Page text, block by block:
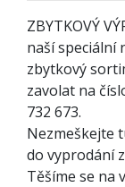
ZBYTKOVÝ
naší speciální
zbytkový
zavolat na
732 673.
Nezmeškejte
do vyprodání
Těšíme se na